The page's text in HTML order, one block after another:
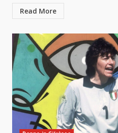
Read More